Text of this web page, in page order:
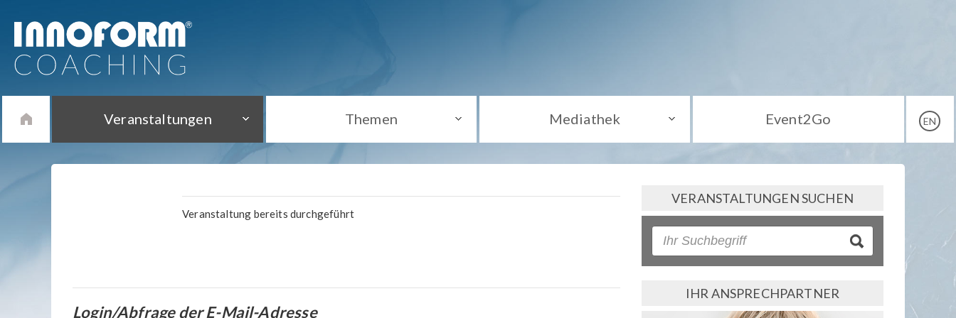
Veranstaltungen Themen Mediathek Event2Go EN
Veranstaltung bereits durchgeführt
Login/Abfrage der E-Mail-Adresse
VERANSTALTUNGEN SUCHEN
IHR ANSPRECHPARTNER